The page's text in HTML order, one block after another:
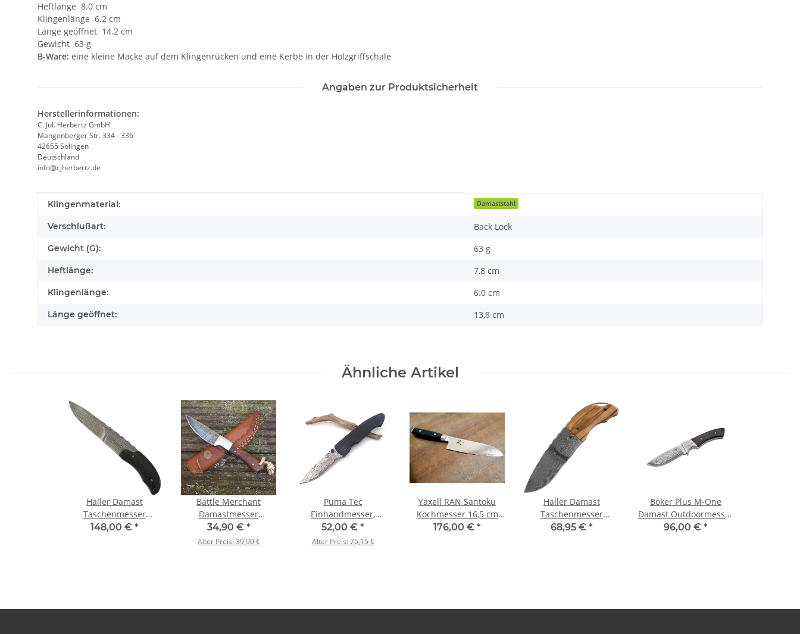
Heftlänge 8.0 cm
Klingenlänge 6.2 cm
Länge geöffnet 14.2 cm
Gewicht 63 g
B-Ware: eine kleine Macke auf dem Klingenrücken und eine Kerbe in der Holzgriffschale
Angaben zur Produktsicherheit
Herstellerinformationen:
C. Jul. Herbertz GmbH
Mangenberger Str. 334 - 336
42655 Solingen
Deutschland
info@cjherbertz.de
Produkteigenschaft
Wert
Klingenmaterial: Damaststahl
Verschlußart: Back Lock
Gewicht (G): 63 g
Heftlänge: 7,8 cm
Klingenlänge: 6.0 cm
Länge geöffnet: 13,8 cm
Ähnliche Artikel
Haller Damast
Taschenmesser
Carbonfibergriff
148,00 € *
Battle Merchant
Damastmesser
Holzgriff
34,90 € *
Alter Preis:39,90 €
Puma Tec
Einhandmesser,
Damaszenerklinge, 67
Lagen mit Liner Lock,
52,00 € *
Alter Preis:75,15 €
Yaxell RAN Santoku
Kochmesser 16,5 cm
Klinge
176,00 € *
Haller Damast
Taschenmesser
Olivenholz
68,95 € *
Böker Plus M-One
Damast Outdoormesser
Lederscheide
96,00 € *